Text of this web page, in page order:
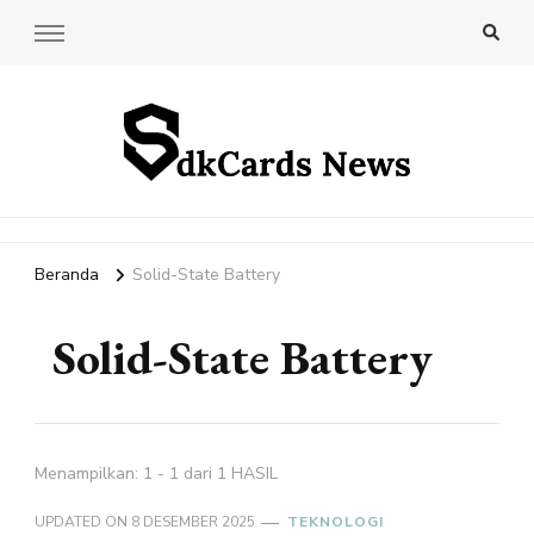
Beranda Solid-State Battery
Solid-State Battery
Menampilkan: 1 - 1 dari 1 HASIL
UPDATED ON 8 DESEMBER 2025 TEKNOLOGI